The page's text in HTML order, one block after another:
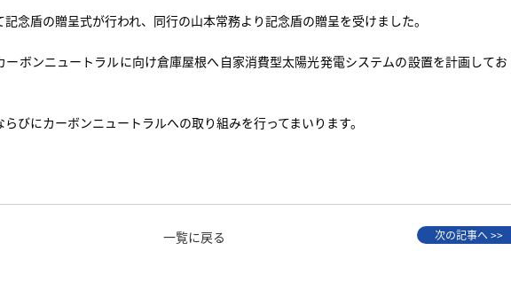
念盾の贈呈式が行われ、同行の山本常務より記念盾の贈呈を受けました。
ーボンニュートラルに向け倉庫屋根へ自家消費型太陽光発電システムの設置を計画してお
びにカーボンニュートラルへの取り組みを行ってまいります。
一覧に戻る 次の記事へ >>